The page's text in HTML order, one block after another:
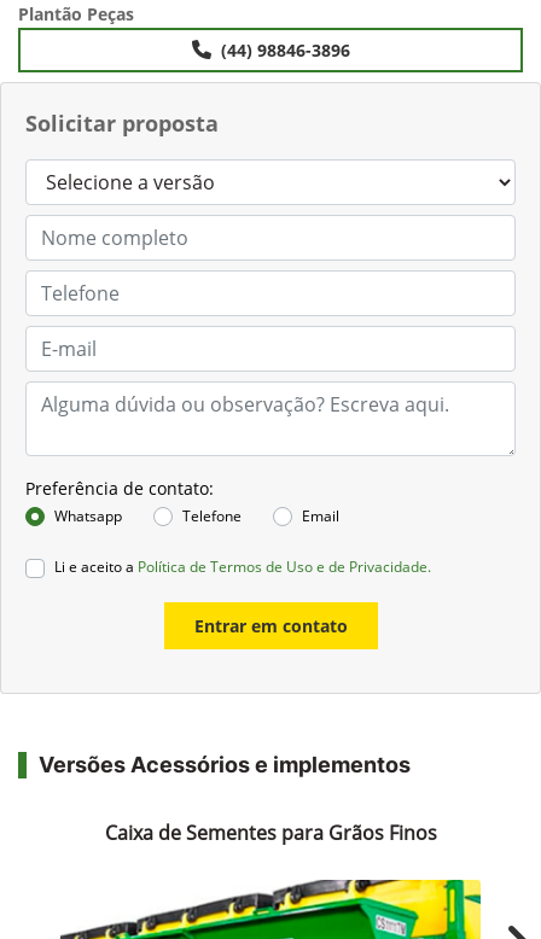
Solicitar proposta
Preferência de contato:
Whatsapp Telefone Email
Li e aceito a Política de Termos de Uso e de Privacidade.
Entrar em contato
Plantão Peças
(44) 98846-3896
Versões Acessórios e implementos
Caixa de Sementes para Grãos Finos